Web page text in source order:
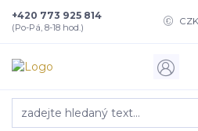
CZK
+420 773 925 814
(Po-Pá, 8-18 hod.)